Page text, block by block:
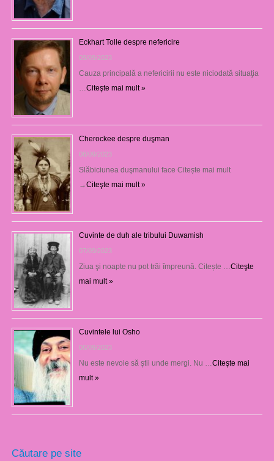
Eckhart Tolle despre nefericire
09/09/2023
Cauza principală a nefericirii nu este niciodată situaţia
Citeşte mai mult »
Cherockee despre duşman
08/09/2023
Slăbiciunea duşmanului face Citește mai mult
→Citeşte mai mult »
Cuvinte de duh ale tribului Duwamish
07/09/2023
Ziua şi noapte nu pot trăi împreună. Citește … Citeşte
mai mult »
Cuvintele lui Osho
06/09/2023
Nu este nevoie să ştii unde mergi. Nu … Citeşte mai
mult »
Căutare pe site